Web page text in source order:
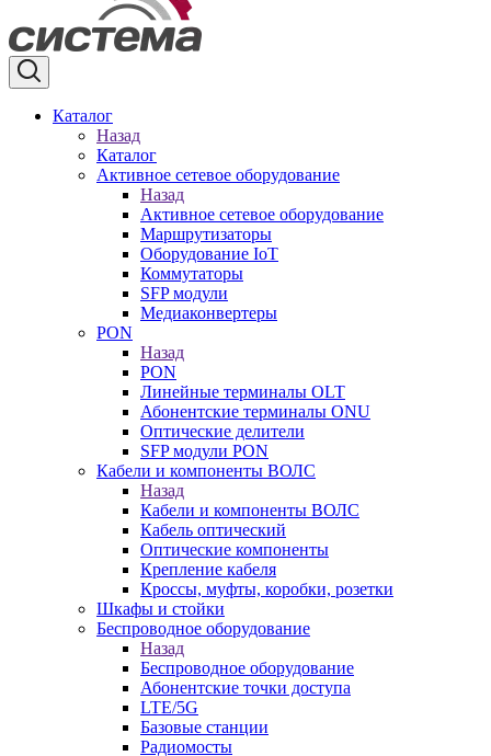
Каталог
Назад
Каталог
Активное сетевое оборудование
Назад
Активное сетевое оборудование
Маршрутизаторы
Оборудование IoT
Коммутаторы
SFP модули
Медиаконвертеры
PON
Назад
PON
Линейные терминалы OLT
Абонентские терминалы ONU
Оптические делители
SFP модули PON
Кабели и компоненты ВОЛС
Назад
Кабели и компоненты ВОЛС
Кабель оптический
Оптические компоненты
Крепление кабеля
Кроссы, муфты, коробки, розетки
Шкафы и стойки
Беспроводное оборудование
Назад
Беспроводное оборудование
Абонентские точки доступа
LTE/5G
Базовые станции
Радиомосты